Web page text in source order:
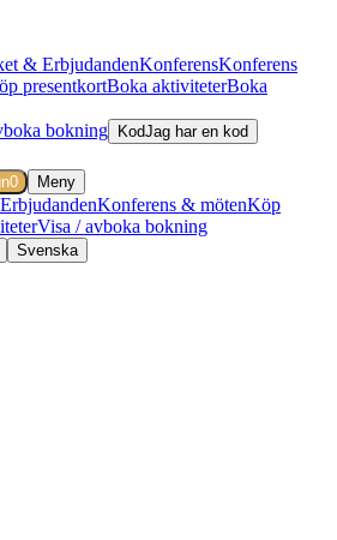
& ErbjudandenKonferensKonferens
presentkortBoka aktiviteterBoka
bokning KodJag har en kod
0 Meny
Konferens & mötenKöp
Visa / avboka bokning
Svenska